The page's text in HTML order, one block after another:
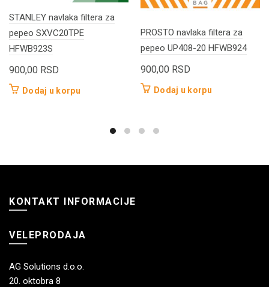
STANLEY navlaka filtera za
pepeo SXVC20TPE
HFWB923S
900,00 RSD
Dodaj u korpu
PROSTO navlaka filtera za
pepeo UP408-20 HFWB924
900,00 RSD
Dodaj u korpu
KONTAKT INFORMACIJE
VELEPRODAJA
AG Solutions d.o.o.
20. oktobra 8